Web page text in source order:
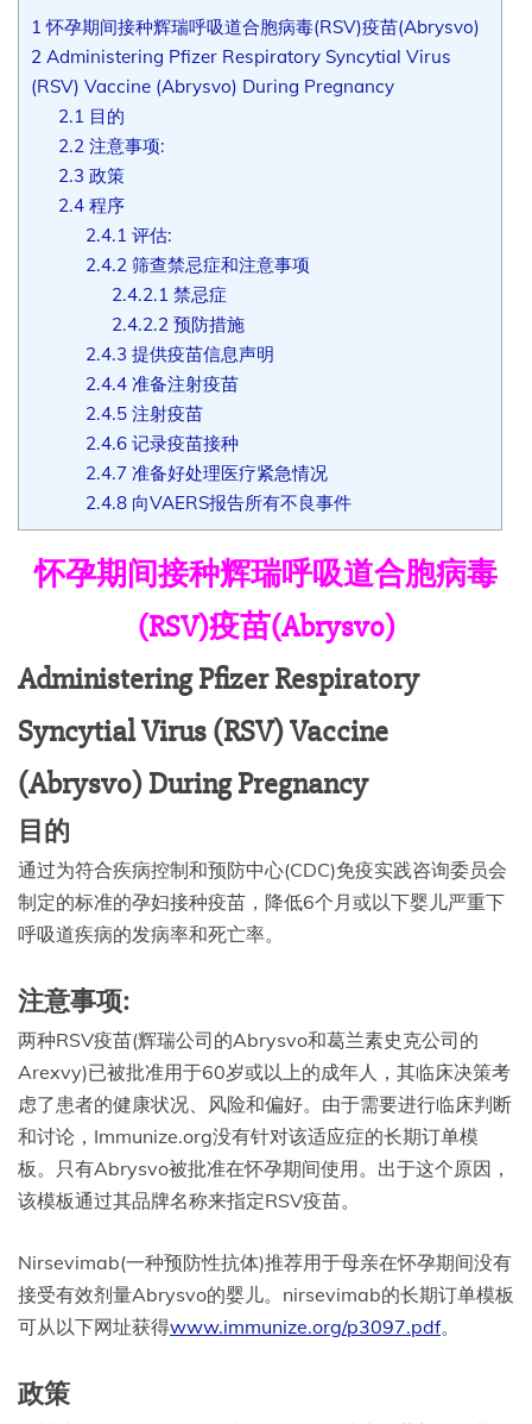
1 怀孕期间接种辉瑞呼吸道合胞病毒(RSV)疫苗(Abrysvo)
2 Administering Pfizer Respiratory Syncytial Virus
(RSV) Vaccine (Abrysvo) During Pregnancy
2.1 目的
2.2注意事项:
2.3 政策
2.4程序
2.4.1 评估:
2.4.2筛查禁忌症和注意事项
2.4.2.1 禁忌症
2.4.2.2 预防措施
2.4.3 提供疫苗信息声明
2.4.4准备注射疫苗
2.4.5注射疫苗
2.4.6记录疫苗接种
2.4.7准备好处理医疗紧急情况
2.4.8向VAERS报告所有不良事件
怀孕期间接种辉瑞呼吸道合胞病毒
(RSV)疫苗(Abrysvo)
Administering Pfizer Respiratory
Syncytial Virus (RSV) Vaccine
(Abrysvo) During Pregnancy
目的
通过为符合疾病控制和预防中心(CDC)免疫实践咨询委员会
制定的标准的孕妇接种疫苗，降低6个月或以下婴儿严重下
呼吸道疾病的发病率和死亡率。
注意事项:
两种RSV疫苗(辉瑞公司的Abrysvo和葛兰素史克公司的
Arexvy)已被批准用于60岁或以上的成年人，其临床决策考
虑了患者的健康状况、风险和偏好。由于需要进行临床判断
和讨论，Immunize.org没有针对该适应症的长期订单模
板。只有Abrysvo被批准在怀孕期间使用。出于这个原因，
该模板通过其品牌名称来指定RSV疫苗。
Nirsevimab(一种预防性抗体)推荐用于母亲在怀孕期间没有
接受有效剂量Abrysvo的婴儿。nirsevimab的长期订单模板
可从以下网址获得www.immunize.org/p3097.pdf。
政策